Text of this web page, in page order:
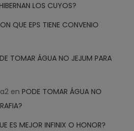
LOS CUYOS?
QUE EPS TIENE CONVENIO
TOMAR ÁGUA NO JEJUM PARA
enPODE TOMAR ÁGUA NO
ES MEJOR INFINIX O HONOR?